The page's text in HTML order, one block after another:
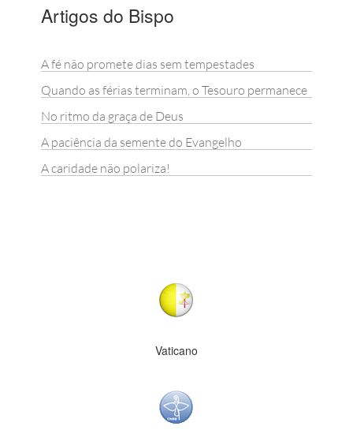
Artigos do Bispo
A fé não promete dias sem tempestades
Quando as férias terminam, o Tesouro permanece
No ritmo da graça de Deus
A paciência da semente do Evangelho
A caridade não polariza!
Vaticano